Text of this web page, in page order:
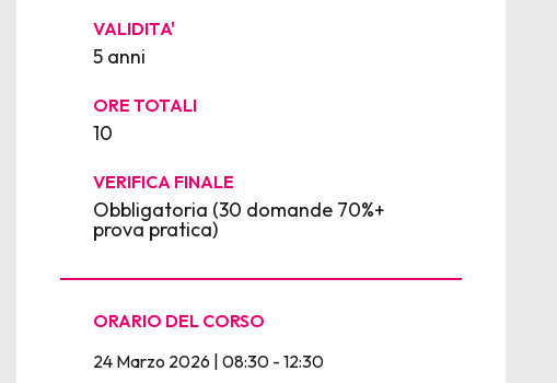
VALIDITA'
5 anni
ORE TOTALI
10
VERIFICA FINALE
Obbligatoria (30 domande 70%+
prova pratica)
ORARIO DEL CORSO
24 Marzo 2026 | 08:30 - 12:30